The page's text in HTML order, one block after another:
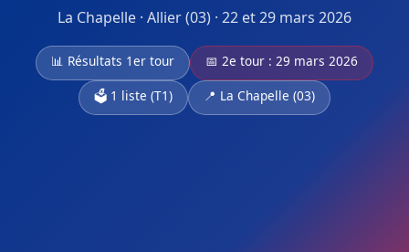
La Chapelle · Allier (03) · 22 et 29 mars 2026
📊 Résultats 1er tour
📅 2e tour : 29 mars 2026
🗳️ 1 liste (T1)
📍 La Chapelle (03)